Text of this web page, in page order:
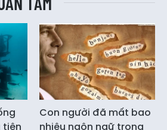
tiên
Con người đã mất bao
nhiêu ngôn ngữ trong